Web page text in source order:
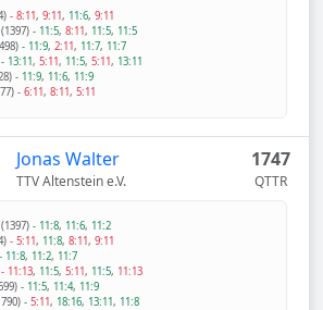
- 8:11, 9:11, 11:6, 9:11
(1397) - 11:5, 8:11, 11:5, 11:5
- 11:9, 2:11, 11:7, 11:7
- 13:11, 5:11, 11:5, 5:11, 13:11
- 11:9, 11:6, 11:9
- 6:11, 8:11, 5:11
Jonas Walter
TTV Altenstein e.V.
1747
QTTR
(1397) - 11:8, 11:6, 11:2
- 5:11, 11:8, 8:11, 9:11
- 11:8, 11:2, 11:7
- 11:13, 11:5, 5:11, 11:5, 11:13
- 11:5, 11:4, 11:9
- 5:11, 18:16, 13:11, 11:8